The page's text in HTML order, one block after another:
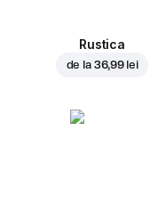
Rustica
de la 36,99 lei